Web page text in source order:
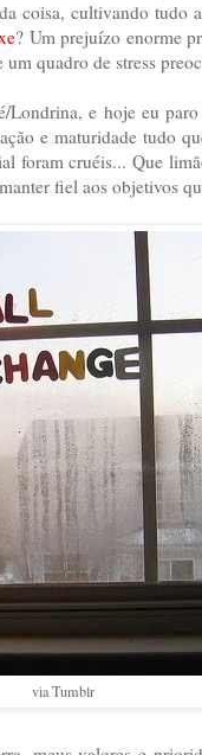
coisa, cultivando tudo
? Um prejuízo enorme
quadro de stress
Londrina, e hoje eu
e maturidade tudo
foram cruéis... Que
fiel aos objetivos
via Tumblr